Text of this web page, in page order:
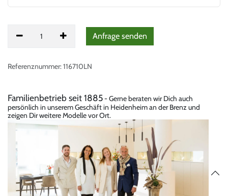
Anfrag​e senden
Referenznummer:116710LN
Familienbetrieb seit 1885- Gerne beraten wir Dich auch
persönlich in unserem Geschäft in Heidenheim an der Brenz und
zeigen Dir weitere Modelle vor Ort.